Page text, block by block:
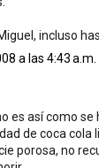
incluso
a las 4:43 a.m.
es así como se
de coca cola
porosa, no